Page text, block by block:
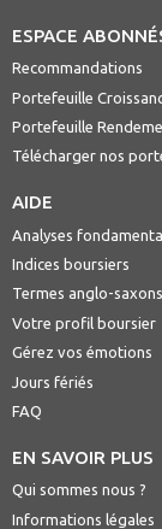
ESPACE
Recommandations
Portefeuille
Portefeuille
Télécharger nos
AIDE
Analyses
Indices boursiers
Termes anglo-saxons
Votre profil boursier
Gérez vos émotions
Jours fériés
FAQ
EN SAVOIR PLUS
Qui sommes nous ?
Informations légales